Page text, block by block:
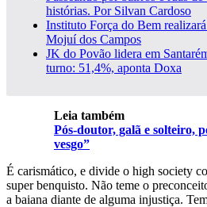
histórias. Por Silvan Cardoso
Instituto Força do Bem
Mojuí dos Campos
JK do Povão lidera em
turno: 51,4%, aponta Doxa
Leia também
Pós-doutor, galã e solteiro,
vesgo”
É carismático, e divide o high society
super benquisto. Não teme o
a baiana diante de alguma injustiça.